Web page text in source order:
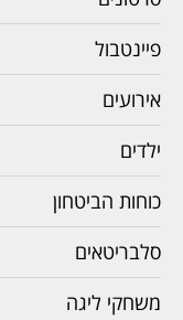
פיינטבול
אירועים
ילדים
כוחות הביטחון
סלבריטאים
משחקי ליגה